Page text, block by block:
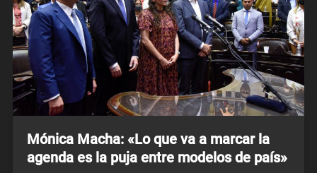
Mónica Macha: «Lo que va a marcar la
agenda es la puja entre modelos de país»